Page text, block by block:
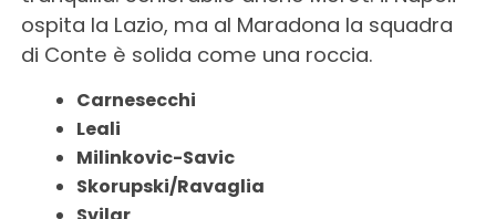
ospita la Lazio, ma al Maradona la squadra
di Conte è solida come una roccia.
Carnesecchi
Leali
Milinkovic-Savic
Skorupski/Ravaglia